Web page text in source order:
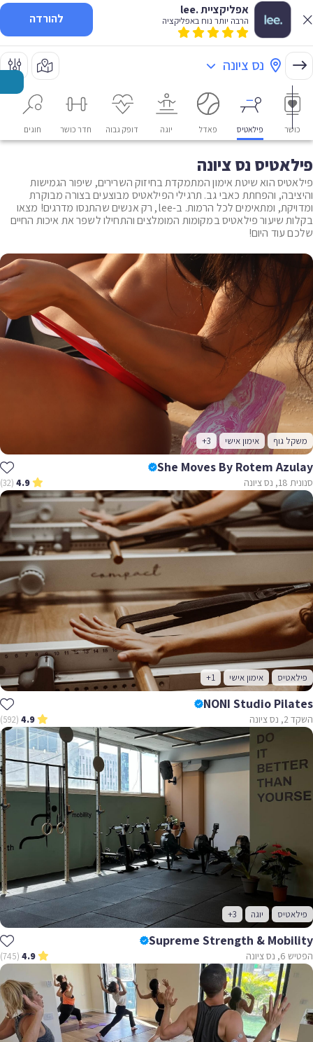
אפליקציית .lee
הרבה יותר נוח באפליקציה להורדה
נס ציונה
כושר פילאטיס פאדל יוגה דופק גבוה חדר כושר חוגים
פילאטיס נס ציונה
פילאטיס הוא שיטת אימון המתמקדת בחיזוק השרירים, שיפור הגמישות
והיציבה, והפחתת כאבי גב. תרגילי הפילאטיס מבוצעים בצורה מבוקרת
ומדויקת, ומתאימים לכל הרמות. ב-lee, רק אנשים שהתנסו מדרגים! מצאו
בקלות שיעור פילאטיס במקומות המומלצים והתחילו לשפר את איכות החיים
שלכם עוד היום!
משקל גוף אימון אישי +3
She Moves By Rotem Azulay
סנונית 18, נס ציונה 4.9
(32)
פילאטיס אימון אישי +1
NONI Studio Pilates
השקד 2, נס ציונה 4.9
(592)
פילאטיס יוגה +3
Supreme Strength & Mobility
הפטיש 6, נס ציונה 4.9
(745)